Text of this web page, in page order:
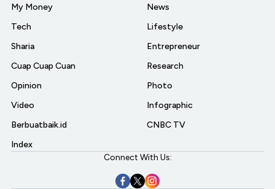
My Money
Tech
Sharia
Cuap Cuap Cuan
Opinion
Video
Berbuatbaik.id
Index
News
Lifestyle
Entrepreneur
Research
Photo
Infographic
CNBC TV
Connect With Us: